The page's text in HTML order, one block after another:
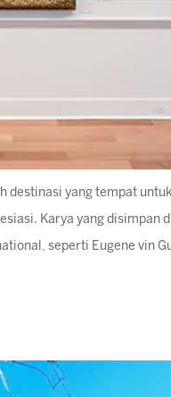
destinasi yang tempat
Karya yang disimpan
seperti Eugene vin